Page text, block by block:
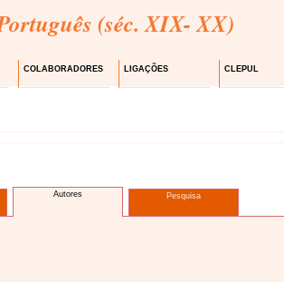
(séc. XIX- XX)
COLABORADORES LIGAÇÕES CLEPUL
Autores Pesquisa